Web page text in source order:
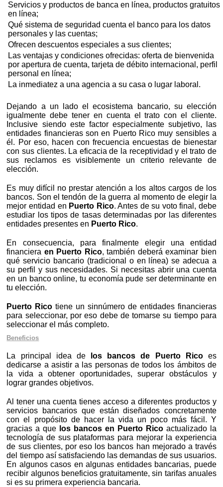
Servicios y productos de banca en línea, productos gratuitos
en línea;
Qué sistema de seguridad cuenta el banco para los datos
personales y las cuentas;
Ofrecen descuentos especiales a sus clientes;
Las ventajas y condiciones ofrecidas: oferta de bienvenida
por apertura de cuenta, tarjeta de débito internacional, perfil
personal en línea;
La inmediatez a una agencia a su casa o lugar laboral.
Dejando a un lado el ecosistema bancario, su elección
igualmente debe tener en cuenta el trato con el cliente.
Inclusive siendo este factor especialmente subjetivo, las
entidades financieras son en Puerto Rico muy sensibles a
él. Por eso, hacen con frecuencia encuestas de bienestar
con sus clientes. La eficacia de la receptividad y el trato de
sus reclamos es visiblemente un criterio relevante de
elección.
Es muy difícil no prestar atención a los altos cargos de los
bancos. Son el tendón de la guerra al momento de elegir la
mejor entidad en Puerto Rico. Antes de su voto final, debe
estudiar los tipos de tasas determinadas por las diferentes
entidades presentes en Puerto Rico.
En consecuencia, para finalmente elegir una entidad
financiera en Puerto Rico, también deberá examinar bien
qué servicio bancario (tradicional o en línea) se adecua a
su perfil y sus necesidades. Si necesitas abrir una cuenta
en un banco online, tu economía pude ser determinante en
tu elección.
Puerto Rico tiene un sinnúmero de entidades financieras
para seleccionar, por eso debe de tomarse su tiempo para
seleccionar el más completo.
Beneficios
La principal idea de los bancos de Puerto Ricoes
dedicarse a asistir a las personas de todos los ámbitos de
la vida a obtener oportunidades, superar obstáculos y
lograr grandes objetivos.
Al tener una cuenta tienes acceso a diferentes productos y
servicios bancarios que están diseñados concretamente
con el propósito de hacer la vida un poco más fácil. Y
gracias a que los bancos en Puerto Rico actualizado la
tecnología de sus plataformas para mejorar la experiencia
de sus clientes, por eso los bancos han mejorado a través
del tiempo así satisfaciendo las demandas de sus usuarios.
En algunos casos en algunas entidades bancarias, puede
recibir algunos beneficios gratuitamente, sin tarifas anuales
si es su primera experiencia bancaria.